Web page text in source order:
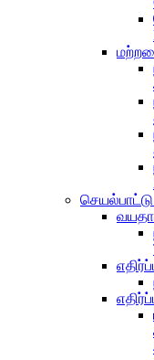
செயல்பாட்டு